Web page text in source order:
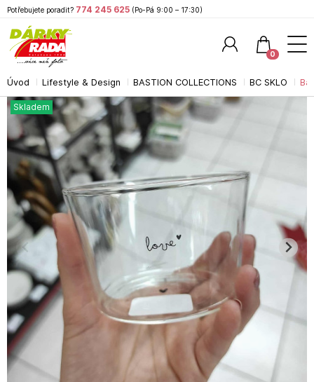
Úvod Lifestyle & Design BASTION COLLECTIONS BC SKLO
Skladem
Potřebujete poradit? 774 245 625 (Po-Pá 9:00 – 17:30)
0